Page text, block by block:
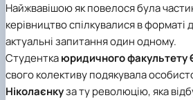
Найжвавішою як повелося була
керівництво спілкувалися в форматі
актуальні запитання один одному.
Студенткаюридичного факультету
свого колективу подякувала
Ніколаєнкуза ту революцію, яка